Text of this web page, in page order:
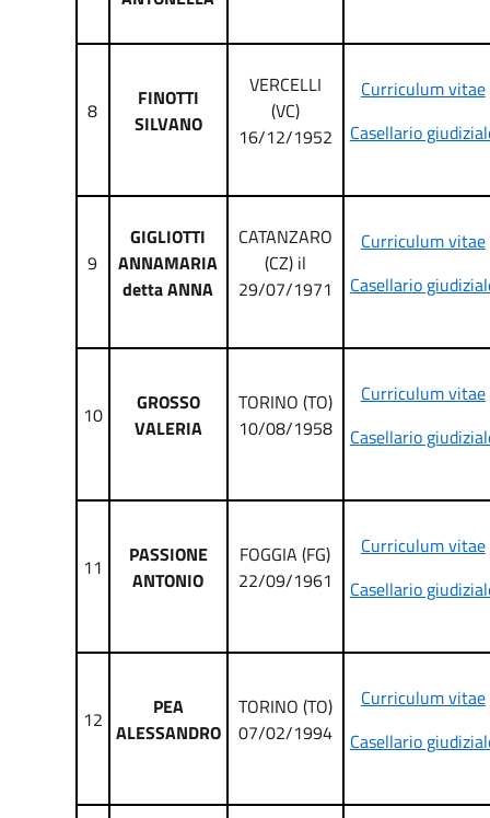
8
FINOTTI
SILVANO
VERCELLI
(VC)
16/12/1952
Curriculum vitae
Casellario
9
GIGLIOTTI
ANNAMARIA
detta ANNA
CATANZARO
(CZ) il
29/07/1971
Curriculum vitae
Casellario
10
GROSSO
VALERIA
TORINO (TO)
10/08/1958
Curriculum vitae
Casellario
11
PASSIONE
ANTONIO
FOGGIA (FG)
22/09/1961
Curriculum vitae
Casellario
12
PEA
ALESSANDRO
TORINO (TO)
07/02/1994
Curriculum vitae
Casellario